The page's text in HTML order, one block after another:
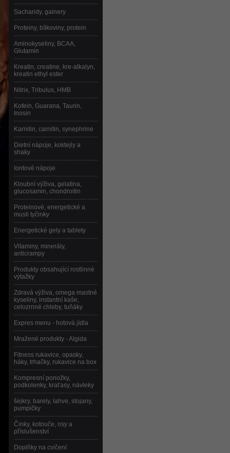
Sacharidy, gainery
Proteiny, bílkoviny, protein
Aminokyseliny, BCAA,
Glutamin
Kreatin, creatine, kre-alkalyn,
kreatin ethyl ester
Nitrix, Tribulus, HMB
Kofein, Guarana, Taurin,
Inosin
Karnitin, carnitin, synephrine
Dietní nápoje, koktejly a
shaky
Iontové nápoje
Kloubní výživa, gelatina,
glucosamin, chondroitin
Proteinové, energetické a
musli tyčinky
Energetické gely a tablety
Vitaminy, minerály,
anticrampy
Produkty obsahující rostlinné
výtažky
Zdravá výživa, omega mastné
kyseliny, instantní kaše,
celozrnné chleby, tuňáky
Expres menu - hotová jídla
Mražené produkty - Algida
Fitness rukavice, opasky,
háky, trhačky, rukavice na box
Kompresní ponožky,
podkolenky, kraťasy, návleky
šejkry, barely, lahve, stojany,
pumpičky
Činky, kotouče, osy a
příslušenství
Doplňky na cvičení